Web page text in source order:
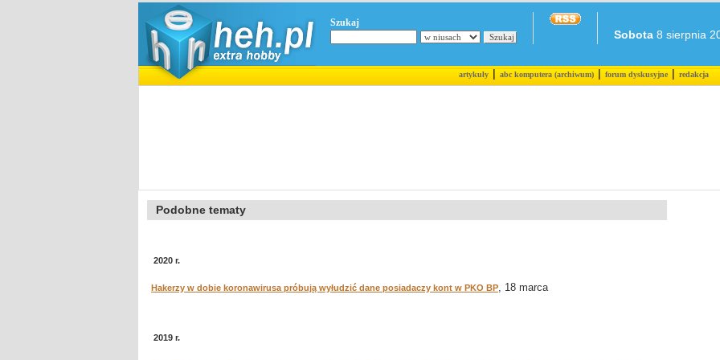
Szukaj
Sobota 8 sierpnia
artykuły|abc komputera (archiwum)|forum dyskusyjne|redakcja
Podobne tematy
2020 r.
Hakerzy w dobie koronawirusa próbują wyłudzić dane posiadaczy kont w PKO BP, 18 marca
2019 r.